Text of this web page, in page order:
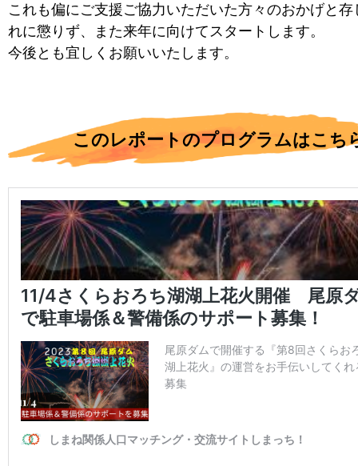
これも偏にご支援ご協力いただいた方々のおかげと存
れに懲りず、また来年に向けてスタートします。
今後とも宜しくお願いいたします。
このレポートのプログラムはこち